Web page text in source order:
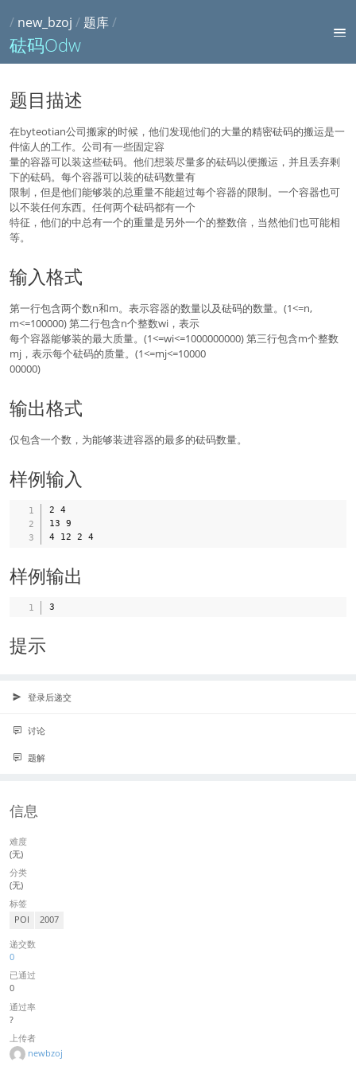
/ new_bzoj / 题库/
砝码Odw
题目描述
在byteotian公司搬家的时候，他们发现他们的大量的精密砝码的搬运是一
件恼人的工作。公司有一些固定容
量的容器可以装这些砝码。他们想装尽量多的砝码以便搬运，并且丢弃剩
下的砝码。每个容器可以装的砝码数量有
限制，但是他们能够装的总重量不能超过每个容器的限制。一个容器也可
以不装任何东西。任何两个砝码都有一个
特征，他们的中总有一个的重量是另外一个的整数倍，当然他们也可能相
等。
输入格式
第一行包含两个数n和m。表示容器的数量以及砝码的数量。(1<=n,
m<=100000) 第二行包含n个整数wi，表示
每个容器能够装的最大质量。(1<=wi<=1000000000) 第三行包含m个整数
mj，表示每个砝码的质量。(1<=mj<=10000
00000)
输出格式
仅包含一个数，为能够装进容器的最多的砝码数量。
样例输入
2 4
13 9
样例输出
提示
登录后递交
讨论
题解
信息
难度
(无)
分类
(无)
标签
POI 2007
递交数
0
已通过
0
通过率
?
上传者
newbzoj